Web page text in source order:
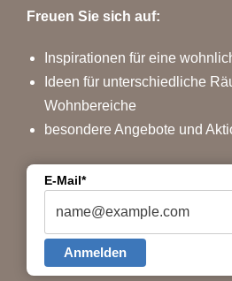
Freuen Sie sich auf:
Inspirationen für eine
Ideen für unterschiedliche
Wohnbereiche
besondere Angebote und
E-Mail*
Anmelden